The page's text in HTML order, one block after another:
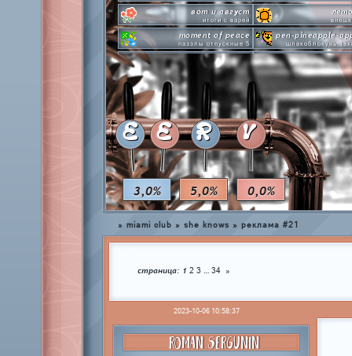
3,0% 5,0% 0,0%
вот и август
итоги с варей
moment of peace
паззлы отпускные 5
pen-pineapple-
шлакоблокунь
hot n cold
охлаждаемся в клабграмме
сделай это
everyone's a star
покупаем звезды
time goes by
private emotion
с днем эмоций #4
hot
летняя
E E R V
» miami club » she knows » реклама #21
страница: 1 2 3 … 34 »
2023-10-06 10:58:37
ROMAN SERGUNIN